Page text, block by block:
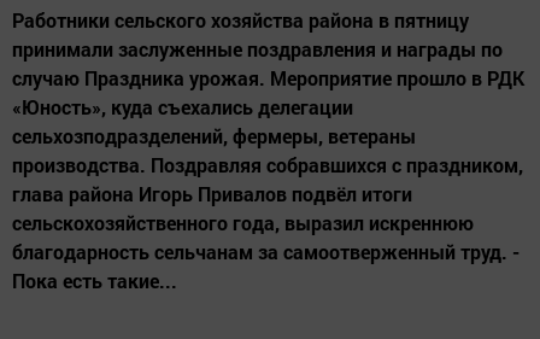
Работники сельского хозяйства района в пятницу
принимали заслуженные поздравления и награды по
случаю Праздника урожая. Мероприятие прошло в РДК
«Юность», куда съехались делегации
сельхозподразделений, фермеры, ветераны
производства. Поздравляя собравшихся с праздником,
глава района Игорь Привалов подвёл итоги
сельскохозяйственного года, выразил искреннюю
благодарность сельчанам за самоотверженный труд. -
Пока есть такие...